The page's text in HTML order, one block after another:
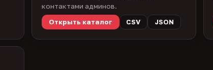
контактами админов.
Открыть каталог
CSV JSON